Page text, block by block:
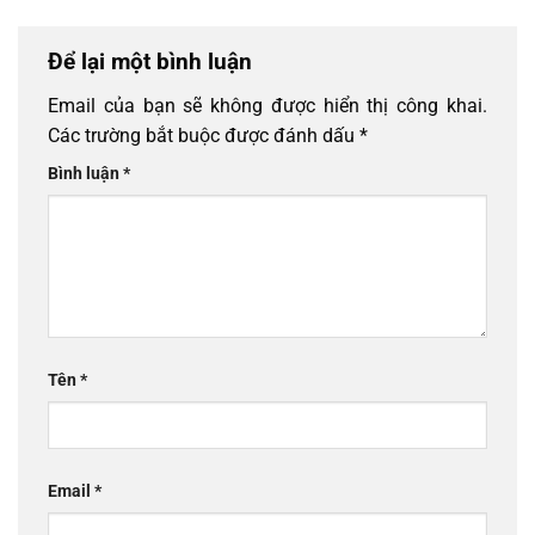
Để lại một bình luận
Email của bạn sẽ không được hiển thị công khai.
Các trường bắt buộc được đánh dấu *
Bình luận*
Tên*
Email *